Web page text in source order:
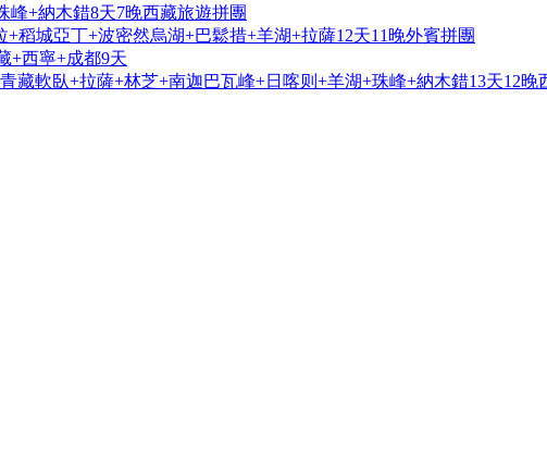
峰+納木錯8天7晚西藏旅遊拼團
稻城亞丁+波密然烏湖+巴鬆措+羊湖+拉薩12天11晚外賓拼團
+西寧+成都9天
藏軟臥+拉薩+林芝+南迦巴瓦峰+日喀则+羊湖+珠峰+納木錯13天12晚